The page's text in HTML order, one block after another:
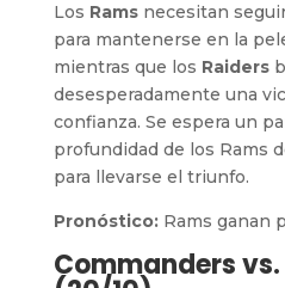
Los Ramsnecesitan
para mantenerse en la
mientras que los Raiders
desesperadamente una
confianza. Se espera un
profundidad de los Rams
para llevarse el triunfo.
Pronóstico:Rams ganan
Commanders